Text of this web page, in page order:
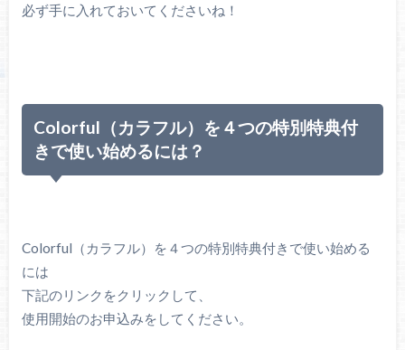
必ず手に入れておいてくださいね！
Colorful（カラフル）を４つの特別特典付
きで使い始めるには？
Colorful（カラフル）を４つの特別特典付きで使い始める
には
下記のリンクをクリックして、
使用開始のお申込みをしてください。